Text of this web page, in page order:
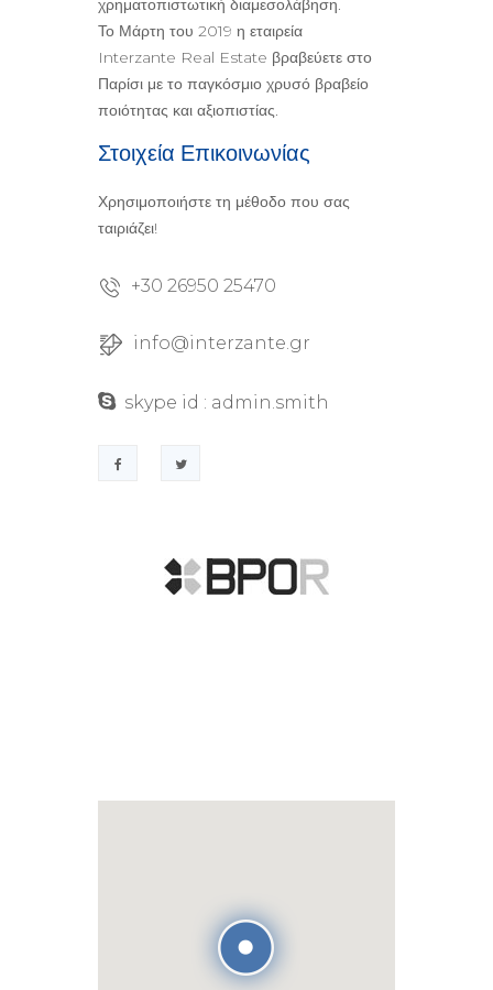
χρηματοπιστωτική διαμεσολάβηση.
Το Μάρτη του 2019 η εταιρεία
Interzante Real Estate βραβεύετε στο
Παρίσι με το παγκόσμιο χρυσό βραβείο
ποιότητας και αξιοπιστίας.
Στοιχεία Επικοινωνίας
Χρησιμοποιήστε τη μέθοδο που σας
ταιριάζει!
+30 26950 25470
info@interzante.gr
skype id : admin.smith